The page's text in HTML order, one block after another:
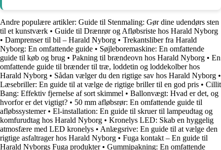
Andre populære artikler: Guide til Stenmaling: Gør dine udendørs sten
til et kunstværk • Guide til Drænrør og Afløbsriste hos Harald Nyborg
• Damprenser til bil – Harald Nyborg • Trekantsliber fra Harald
Nyborg: En omfattende guide • Søjleboremaskine: En omfattende
guide til køb og brug • Pakning til brændeovn hos Harald Nyborg • En
omfattende guide til brænder til træ, loddetin og loddekolber hos
Harald Nyborg • Sådan vælger du den rigtige sav hos Harald Nyborg •
Læsebriller: En guide til at vælge de rigtige briller til en god pris • Cillit
Bang: Effektiv fjernelse af sort skimmel • Ballonvægt: Hvad er det, og
hvorfor er det vigtigt? • 50 mm afløbsrør: En omfattende guide til
afløbssystemer• El-installation: En guide til skruer til lampeudtag og
komfurudtag hos Harald Nyborg • Kronelys LED: Skab en hyggelig
atmosfære med LED kronelys • Anlægsrive: En guide til at vælge den
rigtige asfaltrager hos Harald Nyborg • Fuga kontakt – En guide til
Harald Nyborgs Fuga produkter• Gummipakning: En omfattende